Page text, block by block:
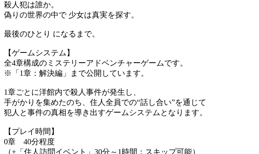
殺人犯は誰か。
偽りの世界の中で 少女は真実を探す。
最後のひとり になるまで。
【ゲームシステム】
全4章構成のミステリーアドベンチャーゲームです。
※「1章：解決編」まで公開しています。
1章ごとに洋館内で殺人事件が発生し、
手がかりを集めたのち、住人全員での“話し合い”を通じて
犯人と事件の真相を導き出すゲームシステムとなります。
【プレイ時間】
0章 40分程度
（+「住人訪問イベント」30分～1時間：スキップ可能）